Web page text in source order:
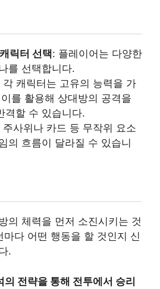
릭터 선택: 플레이어는 다양한
를 선택합니다.
각 캐릭터는 고유의 능력을 가
를 활용해 상대방의 공격을
격할 수 있습니다.
주사위나 카드 등 무작위 요소
의 흐름이 달라질 수 있습니
의 체력을 먼저 소진시키는 것
다 어떤 행동을 할 것인지 신
.
전략을 통해 전투에서 승리